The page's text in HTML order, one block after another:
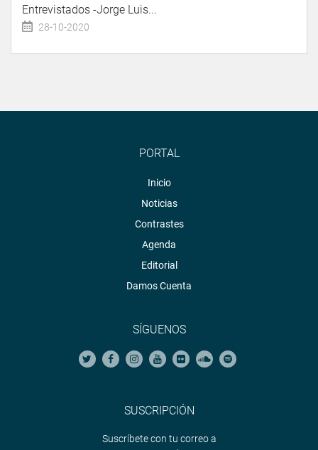
Entrevistados -Jorge Luis...
28-10-2020
PORTAL
Inicio
Noticias
Contrastes
Agenda
Editorial
Damos Cuenta
SÍGUENOS
SUSCRIPCIÓN
Suscríbete con tu correo a